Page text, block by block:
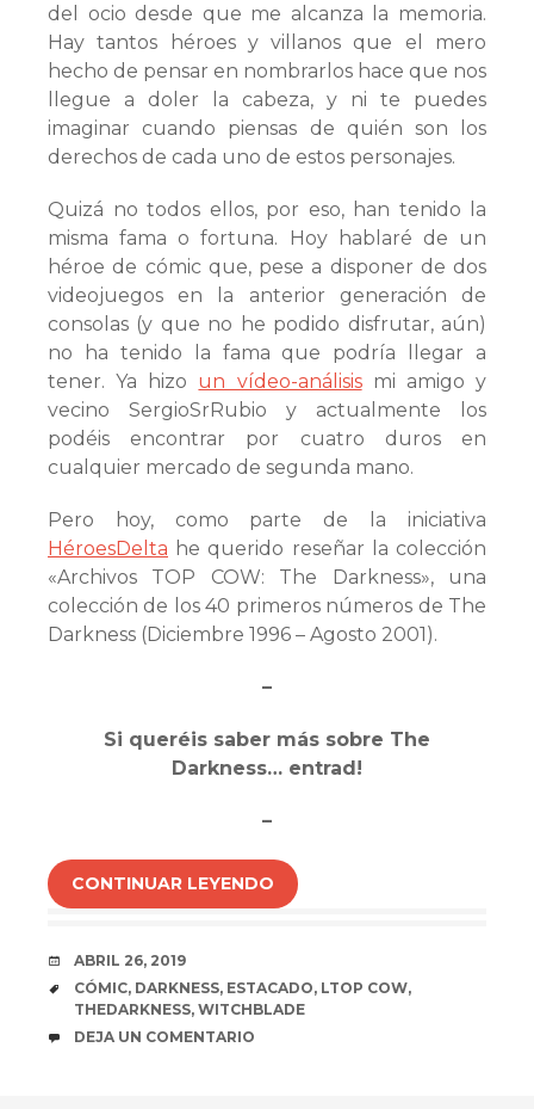
del ocio desde que me alcanza la memoria.
Hay tantos héroes y villanos que el mero
hecho de pensar en nombrarlos hace que nos
llegue a doler la cabeza, y ni te puedes
imaginar cuando piensas de quién son los
derechos de cada uno de estos personajes.
Quizá no todos ellos, por eso, han tenido la
misma fama o fortuna. Hoy hablaré de un
héroe de cómic que, pese a disponer de dos
videojuegos en la anterior generación de
consolas (y que no he podido disfrutar, aún)
no ha tenido la fama que podría llegar a
tener. Ya hizo un vídeo-análisismi amigo y
vecino SergioSrRubio y actualmente los
podéis encontrar por cuatro duros en
cualquier mercado de segunda mano.
Pero hoy, como parte de la iniciativa
HéroesDelta he querido reseñar la colección
«Archivos TOP COW: The Darkness», una
colección de los 40 primeros números de The
Darkness (Diciembre 1996 – Agosto 2001).
–
Si queréis saber más sobre The
Darkness… entrad!
–
CONTINUAR LEYENDO
FECHA
ABRIL 26, 2019
ETIQUETAS
CÓMIC, DARKNESS, ESTACADO, LTOP COW,
THEDARKNESS, WITCHBLADE
COMENTARIOS
DEJA UN COMENTARIO